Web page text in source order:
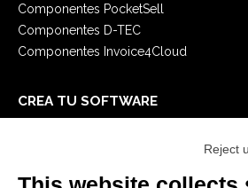
Componentes PocketSell
Componentes D-TEC
Componentes Invoice4Cloud
CREA TU SOFTWARE
E-Book
Reject